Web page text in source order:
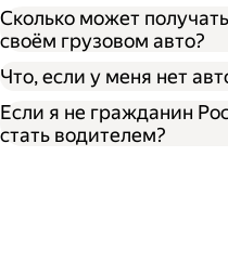
Сколько может
своём грузовом авто?
Что, если у меня нет
Если я не гражданин
стать водителем?